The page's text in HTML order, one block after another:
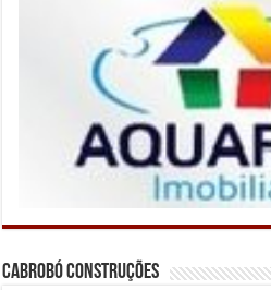
Cabrobó Construções